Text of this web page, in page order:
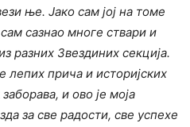
ње. Јако сам јој на томе
сазнао многе ствари и
разних Звездиних секција.
прича и историјских
и ово је моја
за све радости, све успехе